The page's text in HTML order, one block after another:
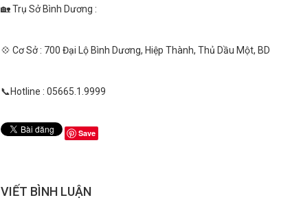
🏡 Trụ Sở Bình Dương :
💠 Cơ Sở : 700 Đại Lộ Bình Dương, Hiệp Thành, Thủ Dầu Một, BD
📞Hotline : 05665.1.9999
Save
VIẾT BÌNH LUẬN